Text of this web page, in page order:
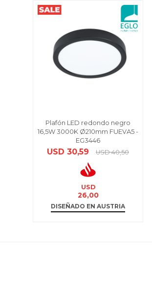
Plafón LED redondo negro
16,5W 3000K Ø210mm FUEVA5 -
EG3446
USD 30,59 USD 40,50
USD
26,00
DISEÑADO EN AUSTRIA